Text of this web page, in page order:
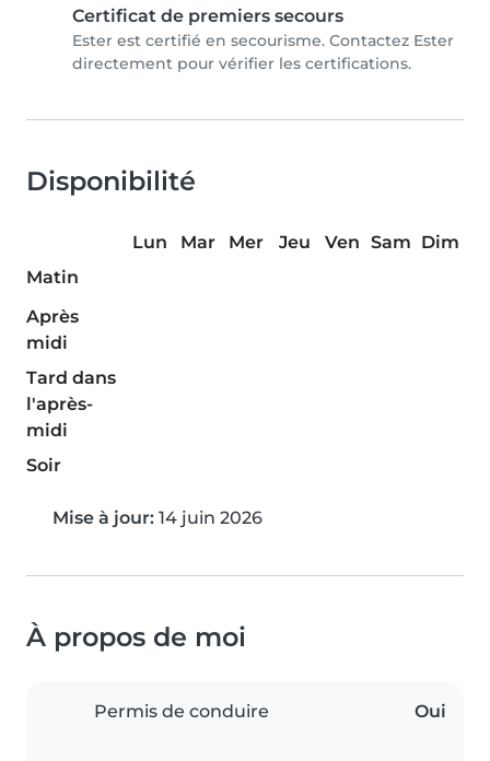
Certificat de premiers secours
Ester est certifié en secourisme. Contactez Ester
directement pour vérifier les certifications.
Disponibilité
Lun Mar Mer Jeu Ven Sam Dim
Matin
Après
midi
Tard dans
l'après-
midi
Soir
Mise à jour: 14 juin 2026
À propos de moi
Permis de conduire Oui